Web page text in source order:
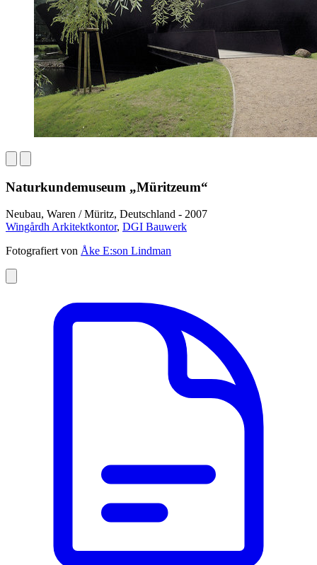
Naturkundemuseum „Müritzeum“
Neubau, Waren / Müritz, Deutschland - 2007
Wingårdh Arkitektkontor, DGI Bauwerk
Fotografiert von Åke E:son Lindman